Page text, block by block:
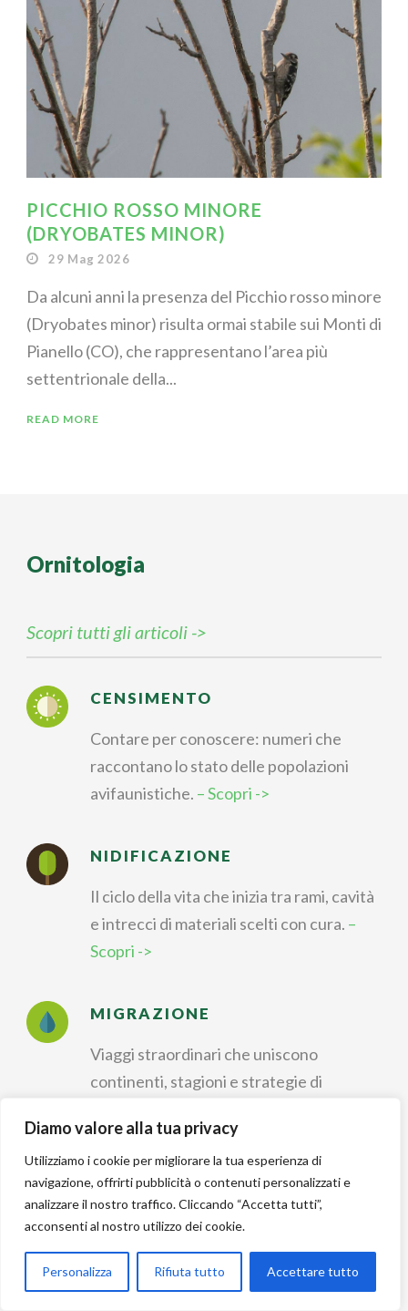
Diamo valore alla tua privacy
Utilizziamo i cookie per migliorare la tua esperienza di
navigazione, offrirti pubblicità o contenuti personalizzati e
analizzare il nostro traffico. Cliccando “Accetta tutti”,
acconsenti al nostro utilizzo dei cookie.
Personalizza Rifiuta tutto Accettare tutto
PICCHIO ROSSO MINORE
(DRYOBATES MINOR)
29 Mag 2026
Da alcuni anni la presenza del Picchio rosso minore
(Dryobates minor) risulta ormai stabile sui Monti di
Pianello (CO), che rappresentano l’area più
settentrionale della...
READ MORE
Ornitologia
Scopri tutti gli articoli ->
CENSIMENTO
Contare per conoscere: numeri che
raccontano lo stato delle popolazioni
avifaunistiche. – Scopri ->
NIDIFICAZIONE
Il ciclo della vita che inizia tra rami, cavità
e intrecci di materiali scelti con cura. –
Scopri ->
MIGRAZIONE
Viaggi straordinari che uniscono
continenti, stagioni e strategie di
IDENTIFICAZIONE
Riconoscere forme, colori e canti per
incontro nella natura.
– Scopri ->